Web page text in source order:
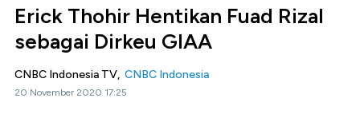
Erick Thohir Hentikan Fuad Rizal
sebagai Dirkeu GIAA
CNBC Indonesia TV, CNBC Indonesia
20 November 2020 17:25